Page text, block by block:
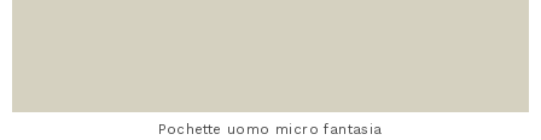
Pochette uomo micro fantasia